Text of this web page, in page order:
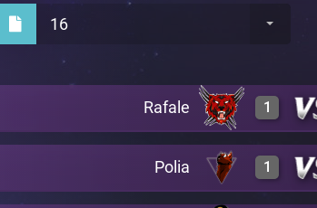
16
Rafale 1
3
Polia 1